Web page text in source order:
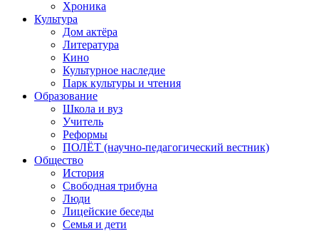
Хроника
Культура
Дом актёра
Литература
Кино
Культурное наследие
Парк культуры и чтения
Образование
Школа и вуз
Учитель
Реформы
ПОЛЁТ (научно-педагогический вестник)
Общество
История
Свободная трибуна
Люди
Лицейские беседы
Семья и дети